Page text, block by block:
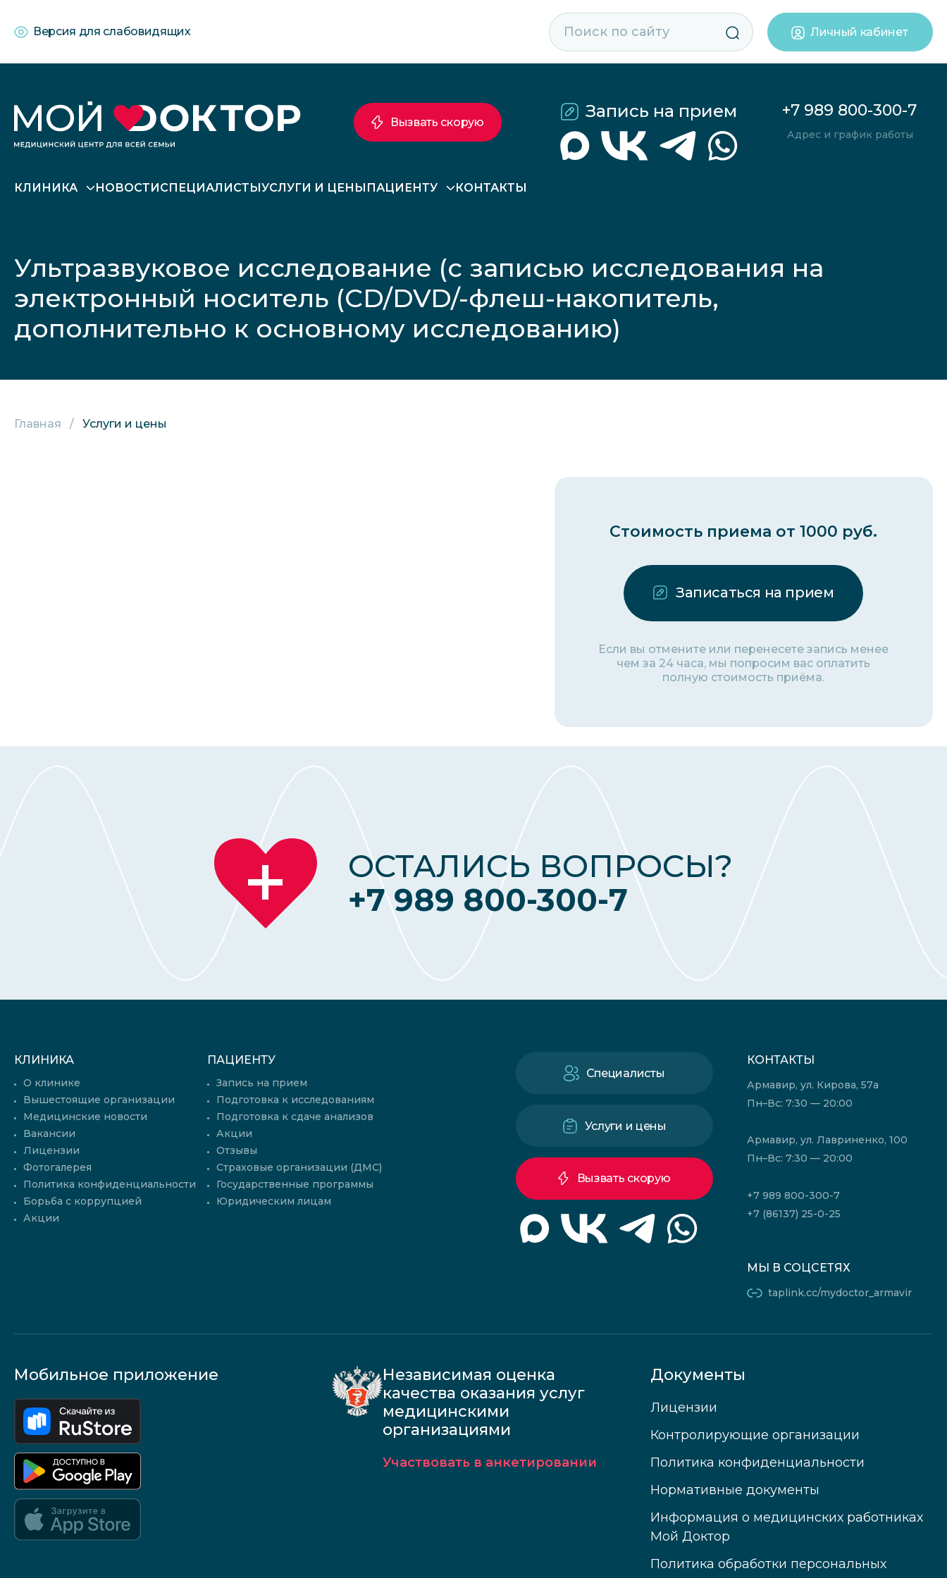
Версия для слабовидящих Личный кабинет
Запись на прием +7 989 800-300-7
Адрес и график работы
КЛИНИКА НОВОСТИСПЕЦИАЛИСТЫУСЛУГИ И ЦЕНЫ ПАЦИЕНТУ КОНТАКТЫ
Вызвать скорую
Ультразвуковое исследование (с записью исследования на
электронный носитель (CD/DVD/-флеш-накопитель,
дополнительно к основному исследованию)
Главная Услуги и цены
Стоимость приема от 1000 руб.
Записаться на прием
Если вы отмените или перенесете запись менее
чем за 24 часа, мы попросим вас оплатить
полную стоимость приёма.
ОСТАЛИСЬ ВОПРОСЫ?
+7 989 800-300-7
КЛИНИКА
О клинике
Вышестоящие организации
Медицинские новости
Вакансии
Лицензии
Фотогалерея
Политика конфиденциальности
Борьба с коррупцией
Акции
ПАЦИЕНТУ
Запись на прием
Подготовка к исследованиям
Подготовка к сдаче анализов
Акции
Отзывы
Страховые организации (ДМС)
Государственные программы
Юридическим лицам
Специалисты
Услуги и цены
Вызвать скорую
КОНТАКТЫ
Армавир, ул. Кирова, 57а
Пн–Вс: 7:30 — 20:00
Армавир, ул. Лавриненко, 100
Пн–Вс: 7:30 — 20:00
+7 989 800-300-7
+7 (86137) 25-0-25
МЫ В СОЦСЕТЯХ
taplink.cc/mydoctor_armavir
Мобильное приложение
Независимая оценка
качества оказания услуг
медицинскими
организациями
Участвовать в анкетировании
Документы
Лицензии
Контролирующие организации
Политика конфиденциальности
Нормативные документы
Информация о медицинских работниках
Мой Доктор
Политика обработки персональных